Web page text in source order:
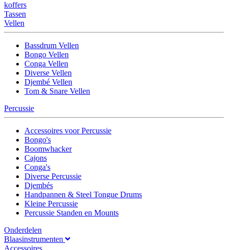
koffers
Tassen
Vellen
Bassdrum Vellen
Bongo Vellen
Conga Vellen
Diverse Vellen
Djembé Vellen
Tom & Snare Vellen
Percussie
Accessoires voor Percussie
Bongo's
Boomwhacker
Cajons
Conga's
Diverse Percussie
Djembés
Handpannen & Steel Tongue Drums
Kleine Percussie
Percussie Standen en Mounts
Onderdelen
Blaasinstrumenten
Accessoires